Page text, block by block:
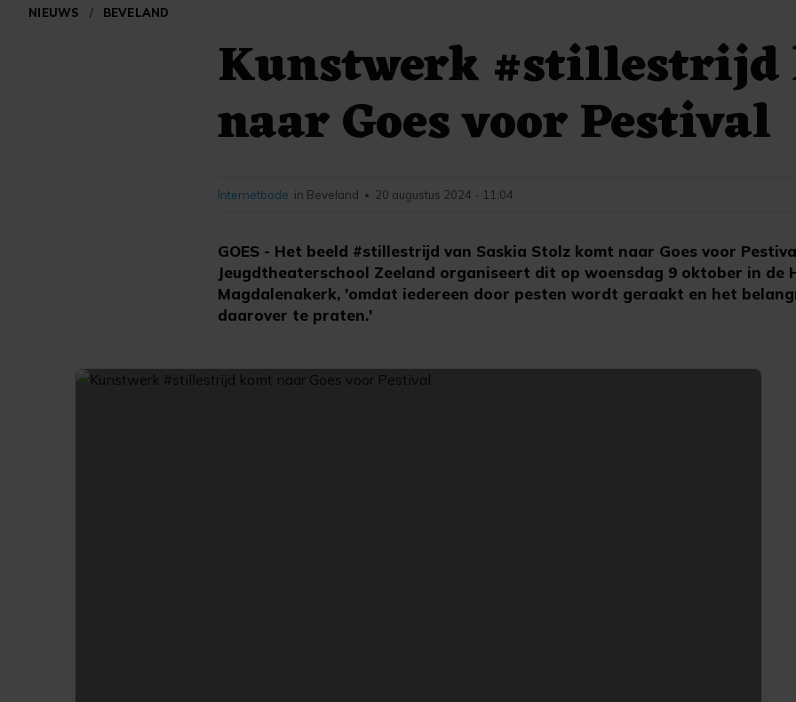
NIEUWS / BEVELAND
Kunstwerk #stillestrijd
naar Goes voor Pestival
GOES - Het beeld #stillestrijd van Saskia Stolz komt naar Goes voor
Jeugdtheaterschool Zeeland organiseert dit op woensdag 9 oktober in de
Magdalenakerk, 'omdat iedereen door pesten wordt geraakt en het
daarover te praten.'
Internetbode in Beveland • 20 augustus 2024 - 11:04